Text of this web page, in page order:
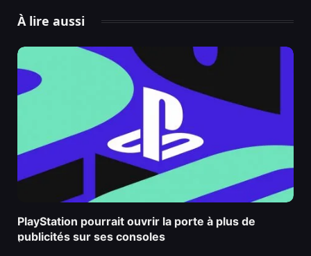
À lire aussi
PlayStation pourrait ouvrir la porte à plus de
publicités sur ses consoles